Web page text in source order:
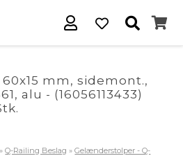
mm, sidemont.,
alu - (16056113433)
»Q-Railing Beslag »Gelænderstolper - Q-